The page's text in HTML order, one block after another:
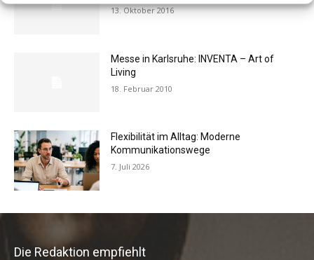
13. Oktober 2016
Messe in Karlsruhe: INVENTA – Art of
Living
18. Februar 2010
Flexibilität im Alltag: Moderne
Kommunikationswege
7. Juli 2026
Die Redaktion empfiehlt